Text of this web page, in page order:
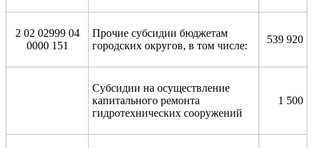
2 02 02999 04
0000 151
Прочие субсидии бюджетам
городских округов, в том числе:
539 920
Субсидии на осуществление
капитального ремонта
гидротехнических сооружений
1 500